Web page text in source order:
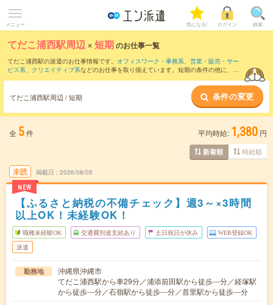
メニュー 気になる! ログイン 検索
てだこ浦西駅周辺 ×短期のお仕事一覧
てだこ浦西駅の派遣のお仕事情報です。 オフィスワーク・事務系、 営業・販売・サー
ビス系、 クリエイティブ系などのお仕事を取り揃えています。短期の条件の他に、 交
てだこ浦西駅周辺 / 短期 条件の変更
全 5件 平均時給: 1,380 円
新着順 時給順
未読
NEW
掲載日 2026/08/05
【ふるさと納税の不備チェック】週3～×3時間
以上OK！未経験OK！
職種未経験OK 交通費別途支給あり 土日祝日が休み WEB登録OK
派遣
勤務地
沖縄県沖縄市
てだこ浦西駅から車29分／浦添前田駅から徒歩---分／経塚駅
から徒歩---分／石嶺駅から徒歩---分／首里駅から徒歩---分